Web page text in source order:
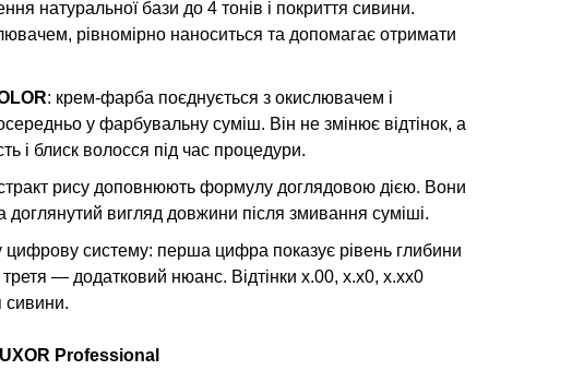
натуральної бази до 4 тонів і покриття сивини.
рівномірно наноситься та допомагає отримати
: крем-фарба поєднується з окислювачем і
у фарбувальну суміш. Він не змінює відтінок, а
і блиск волосся під час процедури.
рису доповнюють формулу доглядовою дією. Вони
доглянутий вигляд довжини після змивання суміші.
систему: перша цифра показує рівень глибини
— додатковий нюанс. Відтінки x.00, x.x0, x.xx0
сивини.
Professional